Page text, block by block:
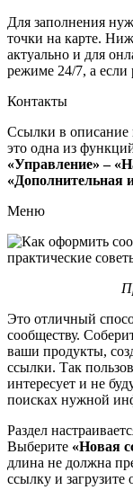
Для заполнения
точки на карте.
актуально и для
режиме 24/7, а если
Контакты
Ссылки в описание
это одна из
«Управление» –
«Дополнительная
Меню
Это отличный
сообществу.
ваши продукты,
ссылки. Так
интересует и не
поисках нужной
Раздел
Выберите «Новая
длина не должна
ссылку и